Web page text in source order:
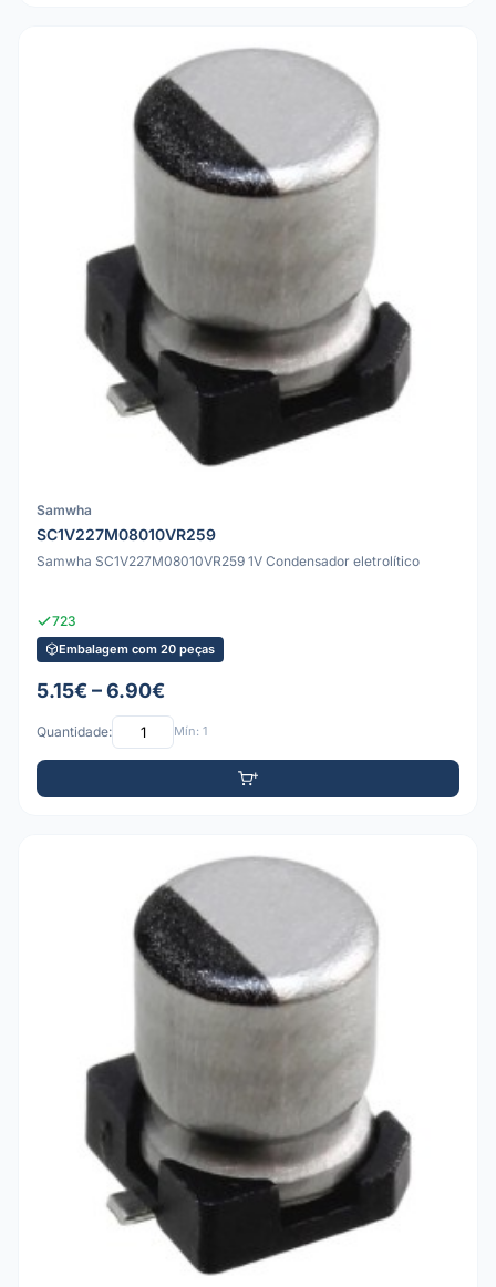
Samwha
SC1V227M08010VR259
Samwha SC1V227M08010VR259 1V Condensador eletrolítico
723
Embalagem com 20 peças
5.15€ – 6.90€
Quantidade: Mín: 1